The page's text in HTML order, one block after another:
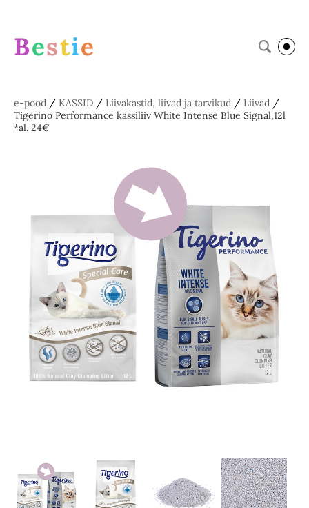
Bestie
e-pood / KASSID / Liivakastid, liivad ja tarvikud / Liivad /
Tigerino Performance kassiliiv White Intense Blue Signal,12l
*al. 24€